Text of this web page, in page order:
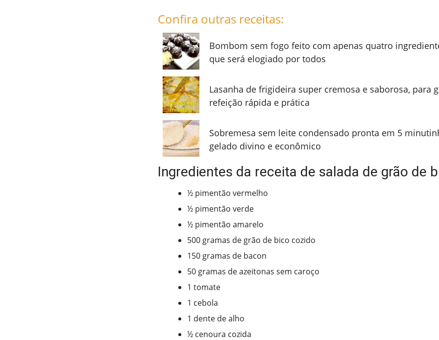
Confira outras receitas:
Bombom sem fogo feito com apenas quatro
que será elogiado por todos
Lasanha de frigideira super cremosa e saborosa, para
refeição rápida e prática
Sobremesa sem leite condensado pronta em 5
gelado divino e econômico
Ingredientes da receita de salada de grão de
½ pimentão vermelho
½ pimentão verde
½ pimentão amarelo
500 gramas de grão de bico cozido
150 gramas de bacon
50 gramas de azeitonas sem caroço
1 tomate
1 cebola
1 dente de alho
½ cenoura cozida